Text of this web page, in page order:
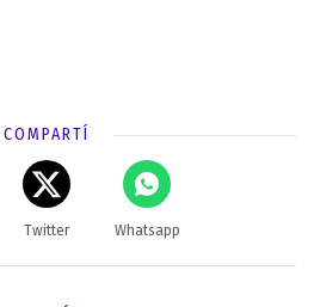
COMPARTÍ
Twitter Whatsapp